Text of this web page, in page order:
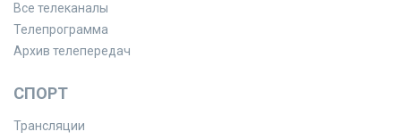
Все телеканалы
Телепрограмма
Архив телепередач
СПОРТ
Трансляции